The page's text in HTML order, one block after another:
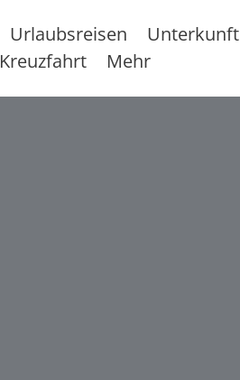
Urlaubsreisen
Unterkunft
Kreuzfahrt
Mehr